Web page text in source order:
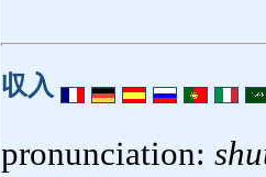
収入
pronunciation: